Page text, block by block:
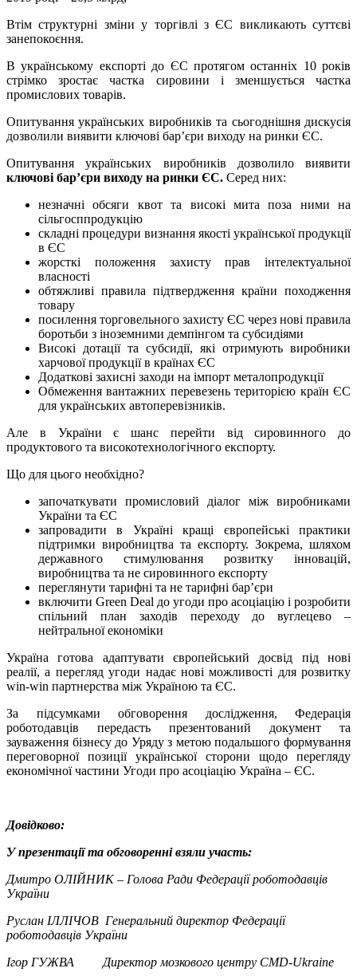
Втім структурні зміни у торгівлі з ЄС викликають суттєві
занепокоєння.
В українському експорті до ЄС протягом останніх 10 років
стрімко зростає частка сировини і зменшується частка
промислових товарів.
Опитування українських виробників та сьогоднішня дискусія
дозволили виявити ключові бар’єри виходу на ринки ЄС.
Опитування українських виробників дозволило виявити
ключові бар’єри виходу на ринки ЄС. Серед них:
незначні обсяги квот та високі мита поза ними на
сільгосппродукцію
складні процедури визнання якості української продукції
в ЄС
жорсткі положення захисту прав інтелектуальної
власності
обтяжливі правила підтвердження країни походження
товару
посилення торговельного захисту ЄС через нові правила
боротьби з іноземними демпінгом та субсидіями
Високі дотації та субсидії, які отримують виробники
харчової продукції в країнах ЄС
Додаткові захисні заходи на імпорт металопродукції
Обмеження вантажних перевезень територією країн ЄС
для українських автоперевізників.
Але в України є шанс перейти від сировинного до
продуктового та високотехнологічного експорту.
Що для цього необхідно?
започаткувати промисловий діалог між виробниками
України та ЄС
запровадити в Україні кращі європейські практики
підтримки виробництва та експорту. Зокрема, шляхом
державного стимулювання розвитку інновацій,
виробництва та не сировинного експорту
переглянути тарифні та не тарифні бар’єри
включити Green Deal до угоди про асоціацію і розробити
спільний план заходів переходу до вуглецево –
нейтральної економіки
Україна готова адаптувати європейський досвід під нові
реалії, а перегляд угоди надає нові можливості для розвитку
win-win партнерства між Україною та ЄС.
За підсумками обговорення дослідження, Федерація
роботодавців передасть презентований документ та
зауваження бізнесу до Уряду з метою подальшого формування
переговорної позиції української сторони щодо перегляду
економічної частини Угоди про асоціацію Україна – ЄС.
Довідково:
У презентації та обговоренні взяли участь:
Дмитро ОЛІЙНИК – Голова Ради Федерації роботодавців
України
Руслан ІЛЛІЧОВ Генеральний директор Федерації
роботодавців України
Ігор ГУЖВА Директор мозкового центру СМD-Ukraine